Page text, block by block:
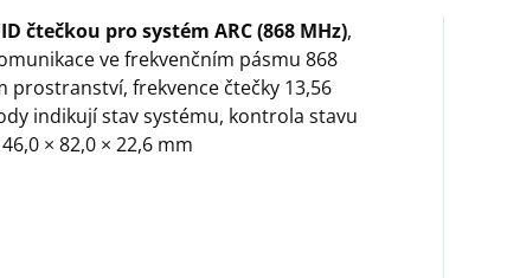
čtečkou pro systém ARC (868 MHz),
ve frekvenčním pásmu 868
prostranství, frekvence čtečky 13,56
indikují stav systému, kontrola stavu
× 82,0 × 22,6 mm